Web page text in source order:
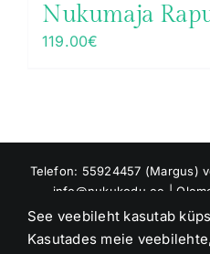
Nukumaja
119.00€
Telefon: 55924457 (Margus)
info@nukukodu.ee |
Riverland OÜ, mis tuleb meie
Asume Raaduvere
See veebileht kasutab
Kasutades meie veebilehte,